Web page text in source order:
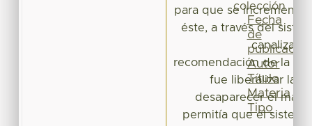
para que se incremente
éste, a través del
canalizado
recomendación de la
fue liberalizar las
desaparecer el
permitía que el
colección
Fecha
de
publicación
Autor
Título
Materia
Tipo